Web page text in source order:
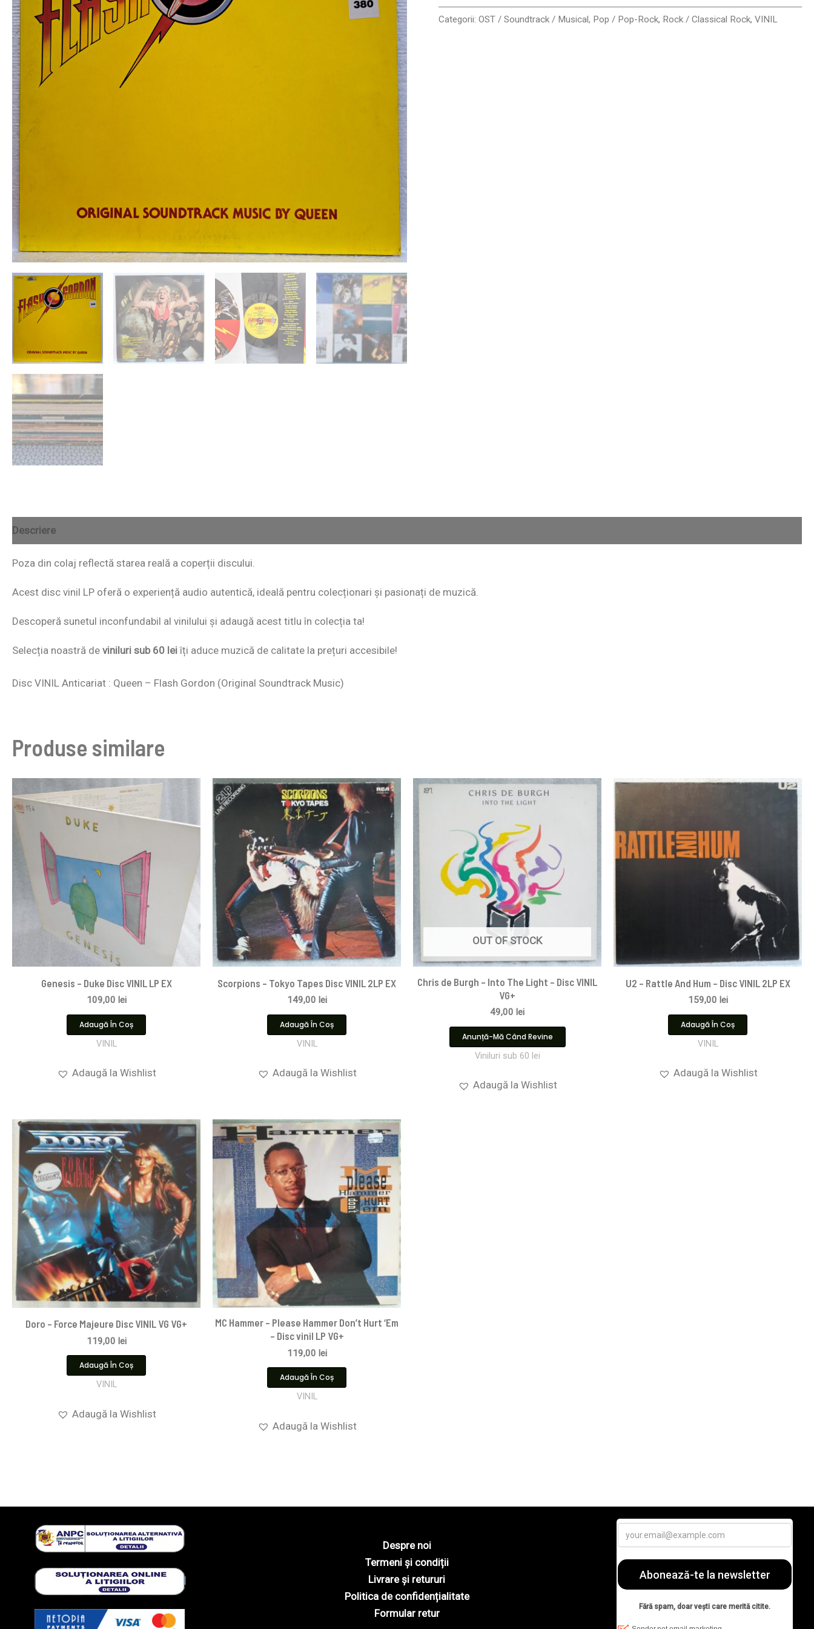
LP
VG
Categorii:OST / Soundtrack / Musical, Pop / Pop-Rock, Rock / Classical Rock,VINIL
Descriere
Poza din colaj reflectă starea reală a coperții discului.
Acest disc vinil LP oferă o experiență audio autentică, ideală pentru colecționari și pasionați de muzică.
Descoperă sunetul inconfundabil al vinilului și adaugă acest titlu în colecția ta!
Selecția noastră de viniluri sub 60 leiîți aduce muzică de calitate la prețuri accesibile!
Disc VINIL Anticariat : Queen – Flash Gordon (Original Soundtrack Music)
Produse similare
Genesis – Duke Disc VINIL LP EX
109,00 lei
Adaugă În Coș
VINIL
Adaugă la Wishlist
Scorpions ‎– Tokyo Tapes Disc VINIL 2LP EX
149,00 lei
Adaugă În Coș
VINIL
Adaugă la Wishlist
OUT OF STOCK
Chris de Burgh – Into The Light – Disc VINIL
VG+
49,00 lei
Anunță-Mă Când Revine
Viniluri sub 60 lei
Adaugă la Wishlist
U2 – Rattle And Hum – Disc VINIL 2LP EX
159,00 lei
Adaugă În Coș
VINIL
Adaugă la Wishlist
Doro – Force Majeure Disc VINIL VG VG+
119,00 lei
Adaugă În Coș
VINIL
Adaugă la Wishlist
MC Hammer – Please Hammer Don’t Hurt ‘Em
– Disc vinil LP VG+
119,00 lei
Adaugă În Coș
VINIL
Adaugă la Wishlist
Despre noi
Termeni și condiții
Livrare și retururi
Politica de confidențialitate
Formular retur